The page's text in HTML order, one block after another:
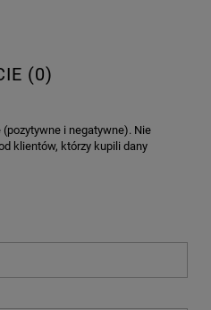
(0)
i negatywne). Nie
klientów, którzy kupili dany